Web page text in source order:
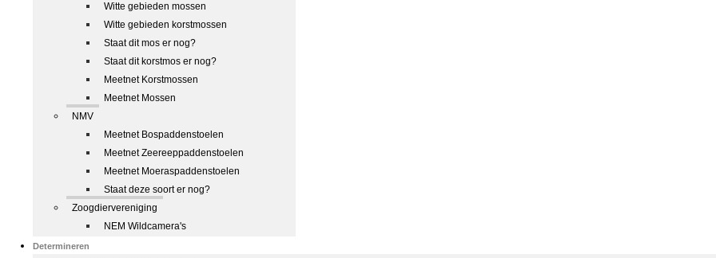
Witte gebieden mossen
Witte gebieden korstmossen
Staat dit mos er nog?
Staat dit korstmos er nog?
Meetnet Korstmossen
Meetnet Mossen
NMV
Meetnet Bospaddenstoelen
Meetnet Zeereeppaddenstoelen
Meetnet Moeraspaddenstoelen
Staat deze soort er nog?
Zoogdiervereniging
NEM Wildcamera's
Determineren